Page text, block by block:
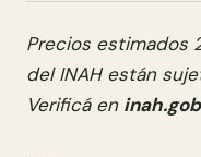
Precios estimados
del INAH están
Verificá en